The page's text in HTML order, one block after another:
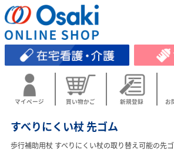
マイページ 買い物かご 新規登録 お
すべりにくい杖 先ゴム
歩行補助用杖 すべりにくい杖の取り替え可能の先